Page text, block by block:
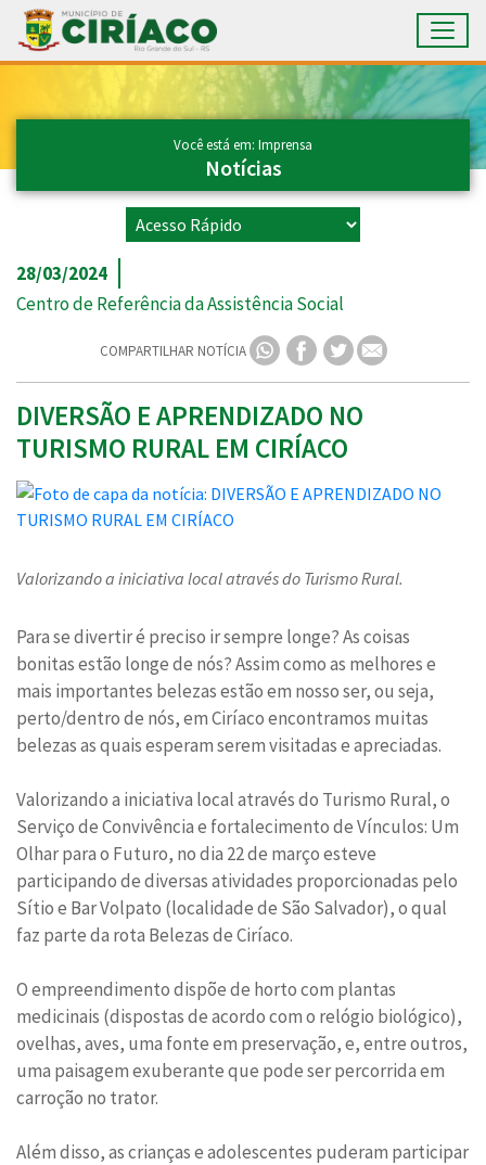
Ir para conteúdo principal
Conteúdo Principal
Você está em: Imprensa
Notícias
28/03/2024
Centro de Referência da Assistência Social
COMPARTILHAR NOTÍCIA
DIVERSÃO E APRENDIZADO NO
TURISMO RURAL EM CIRÍACO
Valorizando a iniciativa local através do Turismo Rural.
Para se divertir é preciso ir sempre longe? As coisas
bonitas estão longe de nós? Assim como as melhores e
mais importantes belezas estão em nosso ser, ou seja,
perto/dentro de nós, em Ciríaco encontramos muitas
belezas as quais esperam serem visitadas e apreciadas.
Valorizando a iniciativa local através do Turismo Rural, o
Serviço de Convivência e fortalecimento de Vínculos: Um
Olhar para o Futuro, no dia 22 de março esteve
participando de diversas atividades proporcionadas pelo
Sítio e Bar Volpato (localidade de São Salvador), o qual
faz parte da rota Belezas de Ciríaco.
O empreendimento dispõe de horto com plantas
medicinais (dispostas de acordo com o relógio biológico),
ovelhas, aves, uma fonte em preservação, e, entre outros,
uma paisagem exuberante que pode ser percorrida em
carroção no trator.
Além disso, as crianças e adolescentes puderam participar